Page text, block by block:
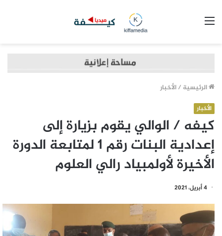
الرئيسية /الأخبار
الأخبار
كيفه / الوالي يقوم بزيارة إلى
إعدادية البنات رقم 1 لمتابعة الدورة
الأخيرة لأولمبياد رالي العلوم
4 أبريل، 2021